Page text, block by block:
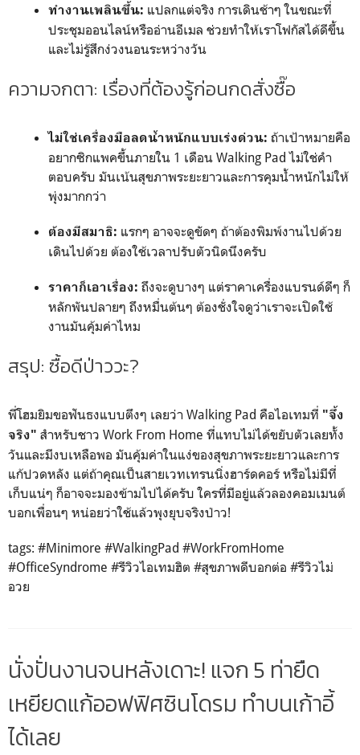
ทำงานเพลินขึ้น: แปลกแต่จริง การเดินช้าๆ ในขณะที่
ประชุมออนไลน์หรืออ่านอีเมล ช่วยทำให้เราโฟกัสได้ดีขึ้น
และไม่รู้สึกง่วงนอนระหว่างวัน
ความจกตา: เรื่องที่ต้องรู้ก่อนกดสั่งซื๊อ
ไม่ใช่เครื่องมือลดน้ำหนักแบบเร่งด่วน: ถ้าเป้าหมายคือ
อยากซิกแพคขึ้นภายใน 1 เดือน Walking Pad ไม่ใช่คำ
ตอบครับ มันเน้นสุขภาพระยะยาวและการคุมน้ำหนักไม่ให้
พุ่งมากกว่า
ต้องมีสมาธิ: แรกๆ อาจจะดูขัดๆ ถ้าต้องพิมพ์งานไปด้วย
เดินไปด้วย ต้องใช้เวลาปรับตัวนิดนึงครับ
ราคาก็เอาเรื่อง: ถึงจะดูบางๆ แต่ราคาเครื่องแบรนด์ดีๆ ก็
หลักพันปลายๆ ถึงหมื่นต้นๆ ต้องชั่งใจดูว่าเราจะเปิดใช้
งานมันคุ้มค่าไหม
สรุป: ซื้อดีป่าววะ?
พี่โฮมยิมขอฟันธงแบบตึงๆ เลยว่า Walking Pad คือไอเทมที่ "จึ้ง
จริง" สำหรับชาว Work From Home ที่แทบไม่ได้ขยับตัวเลยทั้ง
วันและมีงบเหลือพอ มันคุ้มค่าในแง่ของสุขภาพระยะยาวและการ
แก้ปวดหลัง แต่ถ้าคุณเป็นสายเวทเทรนนิ่งฮาร์ดคอร์ หรือไม่มีที่
เก็บแน่ๆ ก็อาจจะมองข้ามไปได้ครับ ใครที่มีอยู่แล้วลองคอมเมนต์
บอกเพื่อนๆ หน่อยว่าใช้แล้วพุงยุบจริงป่าว!
tags: #Minimore #WalkingPad #WorkFromHome
#OfficeSyndrome #รีวิวไอเทมฮิต #สุขภาพดีบอกต่อ #รีวิวไม่
อวย
นั่งปั่นงานจนหลังเดาะ! แจก 5 ท่ายืด
เหยียดแก้ออฟฟิศซินโดรม ทำบนเก้าอี้
ได้เลย